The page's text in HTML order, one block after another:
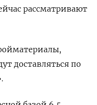
рассматривают
доставляться по